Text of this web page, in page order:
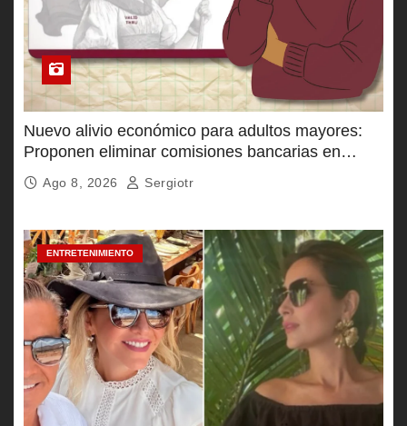
Nuevo alivio económico para adultos mayores:
Proponen eliminar comisiones bancarias en
Pensión Bienestar
Ago 8, 2026 Sergiotr
ENTRETENIMIENTO